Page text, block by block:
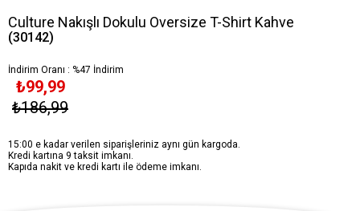
Culture Nakışlı Dokulu Oversize T-Shirt Kahve
(30142)
İndirim Oranı : %47 İndirim
₺186,99
₺99,99
15:00 e kadar verilen siparişleriniz aynı gün kargoda.
Kredi kartına 9 taksit imkanı.
Kapıda nakit ve kredi kartı ile ödeme imkanı.